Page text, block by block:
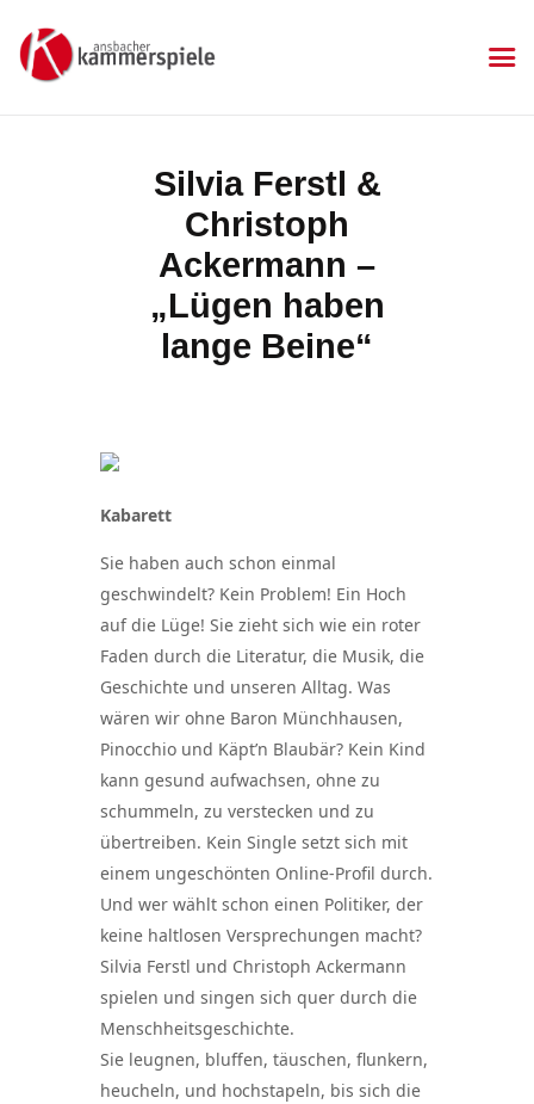
Silvia Ferstl &
Christoph
Ackermann –
„Lügen haben
lange Beine“
KAMMERSPIELE
Aktuelles
Kartenkauf
Die Kammerspiele
Mitgliedschaft
Gastronomie
Sponsoren
Kabarett
Sie haben auch schon einmal
geschwindelt? Kein Problem! Ein Hoch
auf die Lüge! Sie zieht sich wie ein roter
Faden durch die Literatur, die Musik, die
Geschichte und unseren Alltag. Was
wären wir ohne Baron Münchhausen,
Pinocchio und Käpt’n Blaubär? Kein Kind
kann gesund aufwachsen, ohne zu
schummeln, zu verstecken und zu
übertreiben. Kein Single setzt sich mit
einem ungeschönten Online-Profil durch.
Und wer wählt schon einen Politiker, der
keine haltlosen Versprechungen macht?
Silvia Ferstl und Christoph Ackermann
spielen und singen sich quer durch die
Menschheitsgeschichte.
Sie leugnen, bluffen, täuschen, flunkern,
heucheln, und hochstapeln, bis sich die